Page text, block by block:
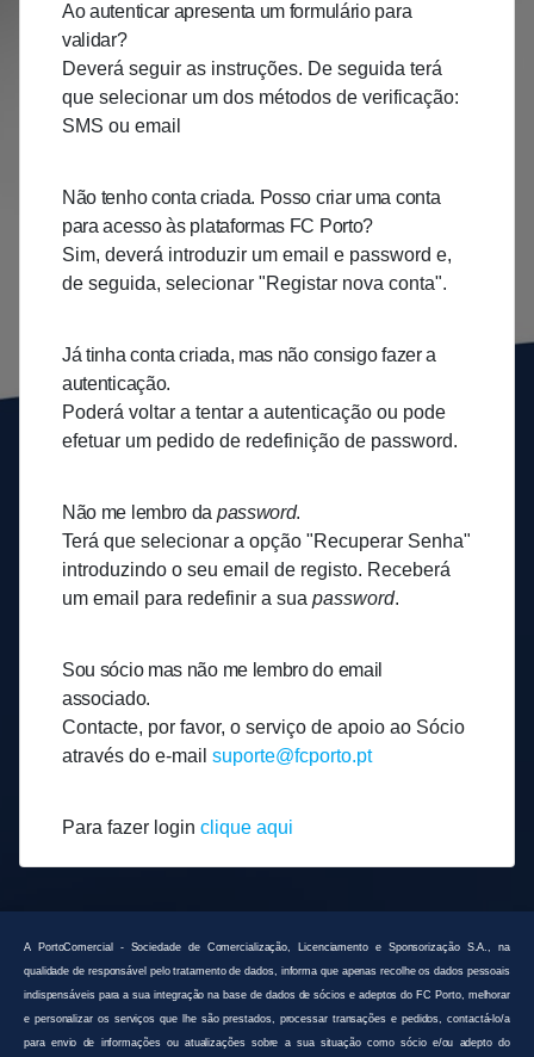
Ao autenticar apresenta um formulário para
validar?
Deverá seguir as instruções. De seguida terá
que selecionar um dos métodos de verificação:
SMS ou email
Não tenho conta criada. Posso criar uma conta
para acesso às plataformas FC Porto?
Sim, deverá introduzir um email e password e,
de seguida, selecionar "Registar nova conta".
Já tinha conta criada, mas não consigo fazer a
autenticação.
Poderá voltar a tentar a autenticação ou pode
efetuar um pedido de redefinição de password.
Não me lembro da password.
Terá que selecionar a opção "Recuperar Senha"
introduzindo o seu email de registo. Receberá
um email para redefinir a sua password.
Sou sócio mas não me lembro do email
associado.
Contacte, por favor, o serviço de apoio ao Sócio
através do e-mail suporte@fcporto.pt
Para fazer login clique aqui
A PortoComercial - Sociedade de Comercialização, Licenciamento e Sponsorização S.A., na
qualidade de responsável pelo tratamento de dados, informa que apenas recolhe os dados pessoais
indispensáveis para a sua integração na base de dados de sócios e adeptos do FC Porto, melhorar
e personalizar os serviços que lhe são prestados, processar transações e pedidos, contactá-lo/a
para envio de informações ou atualizações sobre a sua situação como sócio e/ou adepto do